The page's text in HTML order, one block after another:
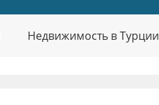
Недвижимость в Турции